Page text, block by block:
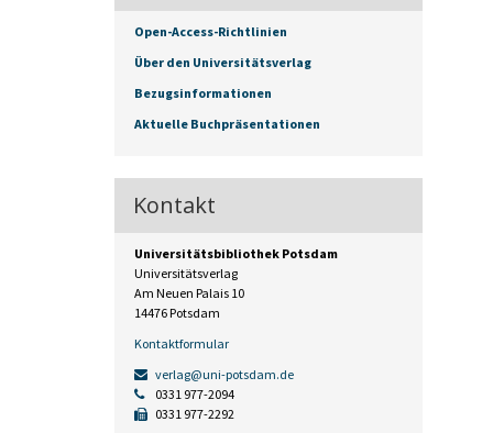
Open-Access-Richtlinien
Über den Universitätsverlag
Bezugsinformationen
Aktuelle Buchpräsentationen
Kontakt
Universitätsbibliothek Potsdam
Universitätsverlag
Am Neuen Palais 10
14476 Potsdam
Kontaktformular
verlag@uni-potsdam.de
0331 977-2094
0331 977-2292